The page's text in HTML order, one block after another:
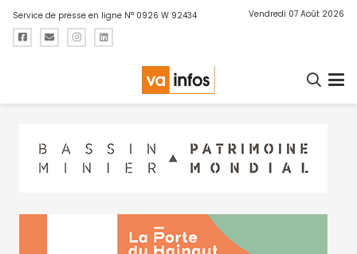
Service de presse en ligne N° 0926 W 92434 Vendredi 07 Août 2026